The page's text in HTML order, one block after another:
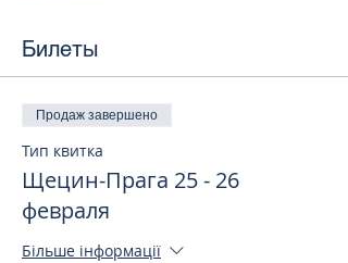
Билеты
Продаж завершено
Тип квитка
Щецин-Прага 25 - 26
февраля
Більше інформації